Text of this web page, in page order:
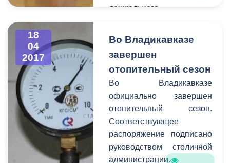
Парламента РСО-
Алания Алексей Мачнев,
командующий 58-ой
Армией Южного военного
округа, генерал-
майор Евгений
Никифоров, сын Героя,
генерал-полковник в
отставке,
разведчик Виталий
дошкольного
26 сотрудников
дошкольных учреждений
столицы республики.
18
04
2017
Во Владикавказе
завершен
отопительный сезон
Во Владикавказе
официально завершен
отопительный сезон.
Соответствующее
распоряжение подписано
руководством столичной
администрации.